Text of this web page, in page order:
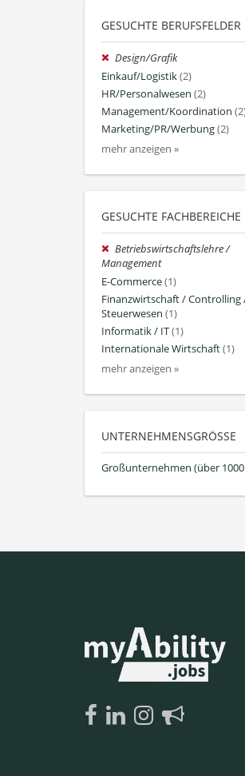
GESUCHTE BERUFSFELDER
Design/Grafik
Einkauf/Logistik(2)
HR/Personalwesen (2)
Management/Koordination
Marketing/PR/Werbung(2)
mehr anzeigen »
GESUCHTE FACHBEREICHE
Betriebswirtschaftslehre /
Management
E-Commerce(1)
Finanzwirtschaft / Controlling
Steuerwesen (1)
Informatik / IT(1)
Internationale Wirtschaft(1)
mehr anzeigen »
UNTERNEHMENSGRÖSSE
Großunternehmen (über